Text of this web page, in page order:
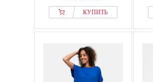
КУПИТЬ